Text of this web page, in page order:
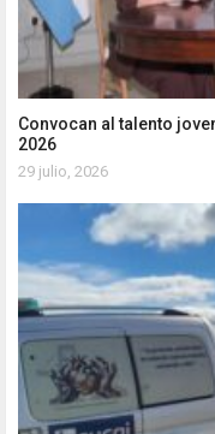
Convocan al talento
2026
29 julio, 2026